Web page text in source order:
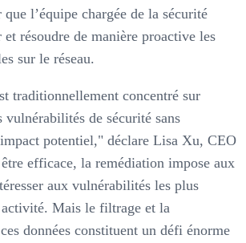
l’équipe chargée de la sécurité
et résoudre de manière proactive les
sur le réseau.
traditionnellement concentré sur
de sécurité sans
impact potentiel," déclare Lisa Xu, CEO
efficace, la remédiation impose aux
aux vulnérabilités les plus
Mais le filtrage et la
données constituent un défi énorme